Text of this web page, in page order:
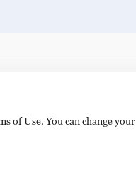
of Use. You can change your